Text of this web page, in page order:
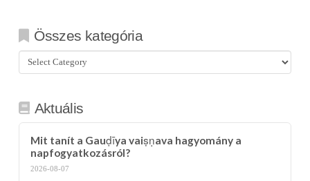
Összes kategória
Összes
kategória
Aktuális
Mit tanít a Gauḍīya vaiṣṇava hagyomány a
napfogyatkozásról?
2026-08-07